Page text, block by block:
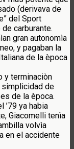
(derivava de
del Sport
carburante.
gran autonomìa
y pagaban la
de la època
y terminaciòn
simplicidad de
de la època.
’79 ya habia
Giacomelli tenìa
volvìa
en el accidente